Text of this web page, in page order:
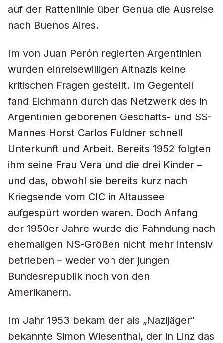
auf der Rattenlinie über Genua die Ausreise
nach Buenos Aires.
Im von Juan Perón regierten Argentinien
wurden einreisewilligen Altnazis keine
kritischen Fragen gestellt. Im Gegenteil
fand Eichmann durch das Netzwerk des in
Argentinien geborenen Geschäfts- und SS-
Mannes Horst Carlos Fuldner schnell
Unterkunft und Arbeit. Bereits 1952 folgten
ihm seine Frau Vera und die drei Kinder –
und das, obwohl sie bereits kurz nach
Kriegsende vom CIC in Altaussee
aufgespürt worden waren. Doch Anfang
der 1950er Jahre wurde die Fahndung nach
ehemaligen NS-Größen nicht mehr intensiv
betrieben – weder von der jungen
Bundesrepublik noch von den
Amerikanern.
Im Jahr 1953 bekam der als „Nazijäger“
bekannte Simon Wiesenthal, der in Linz das